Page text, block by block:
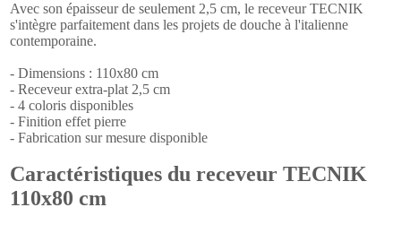
Avec son épaisseur de seulement 2,5 cm, le receveur TECNIK
s'intègre parfaitement dans les projets de douche à l'italienne
contemporaine.
- Dimensions : 110x80 cm
- Receveur extra-plat 2,5 cm
- 4 coloris disponibles
- Finition effet pierre
- Fabrication sur mesure disponible
Caractéristiques du receveur TECNIK
110x80 cm